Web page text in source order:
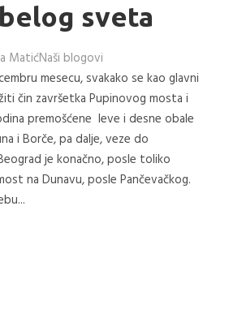
sveta
MatićNaši blogovi
mesecu, svakako se kao glavni
čin završetka Pupinovog mosta i
premošćene leve i desne obale
i Borče, pa dalje, veze do
je konačno, posle toliko
na Dunavu, posle Pančevačkog.